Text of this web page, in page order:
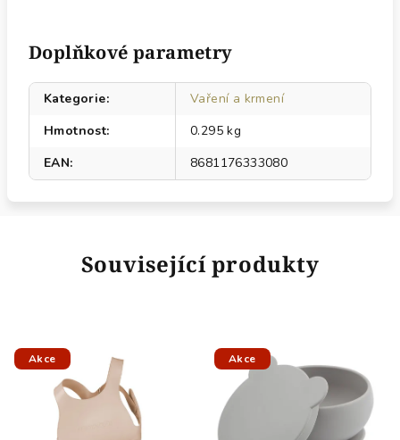
Doplňkové parametry
Kategorie:
Vaření a krmení
Hmotnost:
0.295 kg
EAN: 8681176333080
Související produkty
Akce Akce